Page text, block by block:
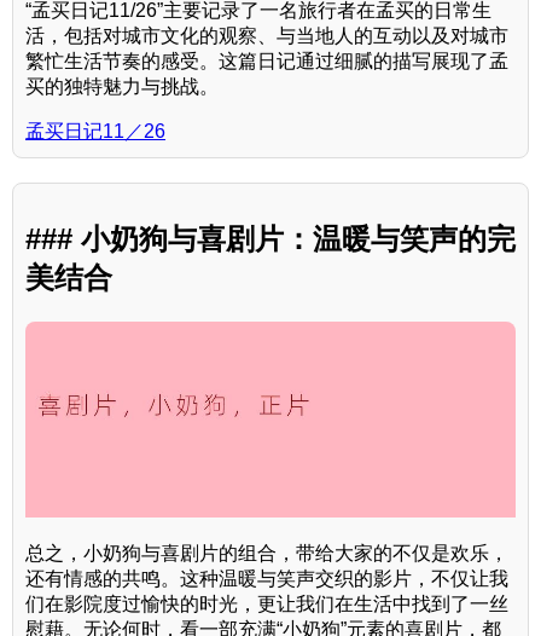
“孟买日记11/26”主要记录了一名旅行者在孟买的日常生
活，包括对城市文化的观察、与当地人的互动以及对城市
繁忙生活节奏的感受。这篇日记通过细腻的描写展现了孟
买的独特魅力与挑战。
孟买日记11／26
### 小奶狗与喜剧片：温暖与笑声的完
美结合
总之，小奶狗与喜剧片的组合，带给大家的不仅是欢乐，
还有情感的共鸣。这种温暖与笑声交织的影片，不仅让我
们在影院度过愉快的时光，更让我们在生活中找到了一丝
慰藉。无论何时，看一部充满“小奶狗”元素的喜剧片，都